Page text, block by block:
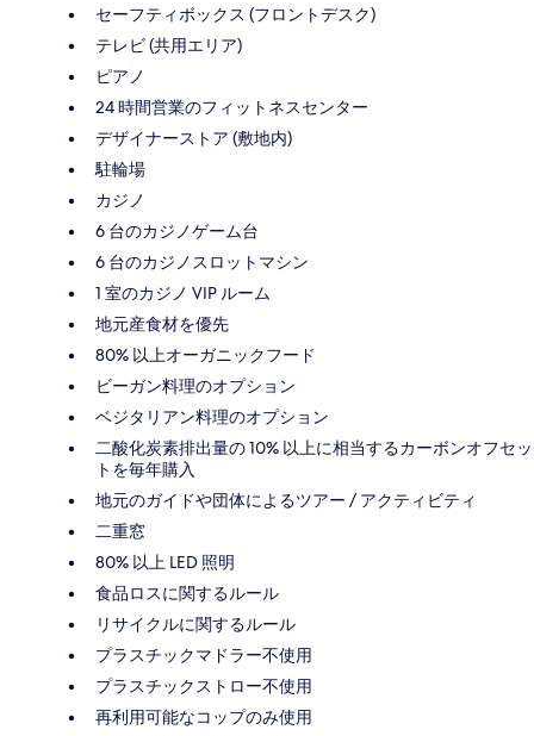
セーフティボックス (フロントデスク)
テレビ (共用エリア)
ピアノ
24 時間営業のフィットネスセンター
デザイナーストア (敷地内)
駐輪場
カジノ
6 台のカジノゲーム台
6 台のカジノスロットマシン
1 室のカジノ VIP ルーム
地元産食材を優先
80% 以上オーガニックフード
ビーガン料理のオプション
ベジタリアン料理のオプション
二酸化炭素排出量の 10% 以上に相当するカーボンオフセッ
トを毎年購入
地元のガイドや団体によるツアー / アクティビティ
二重窓
80% 以上 LED 照明
食品ロスに関するルール
リサイクルに関するルール
プラスチックマドラー不使用
プラスチックストロー不使用
再利用可能なコップのみ使用